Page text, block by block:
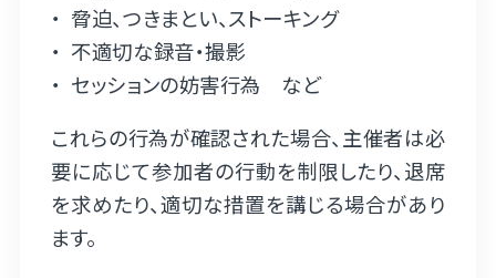
脅迫、つきまとい、ストーキング
不適切な録音・撮影
セッションの妨害行為 など
これらの行為が確認された場合、主催者は必
要に応じて参加者の行動を制限したり、退席
を求めたり、適切な措置を講じる場合があり
ます。